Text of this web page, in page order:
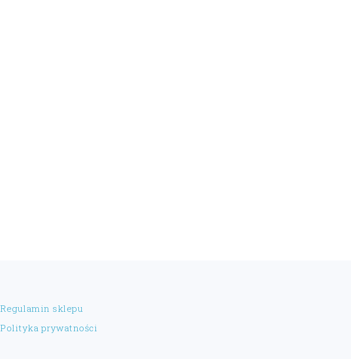
Regulamin sklepu
Polityka prywatności